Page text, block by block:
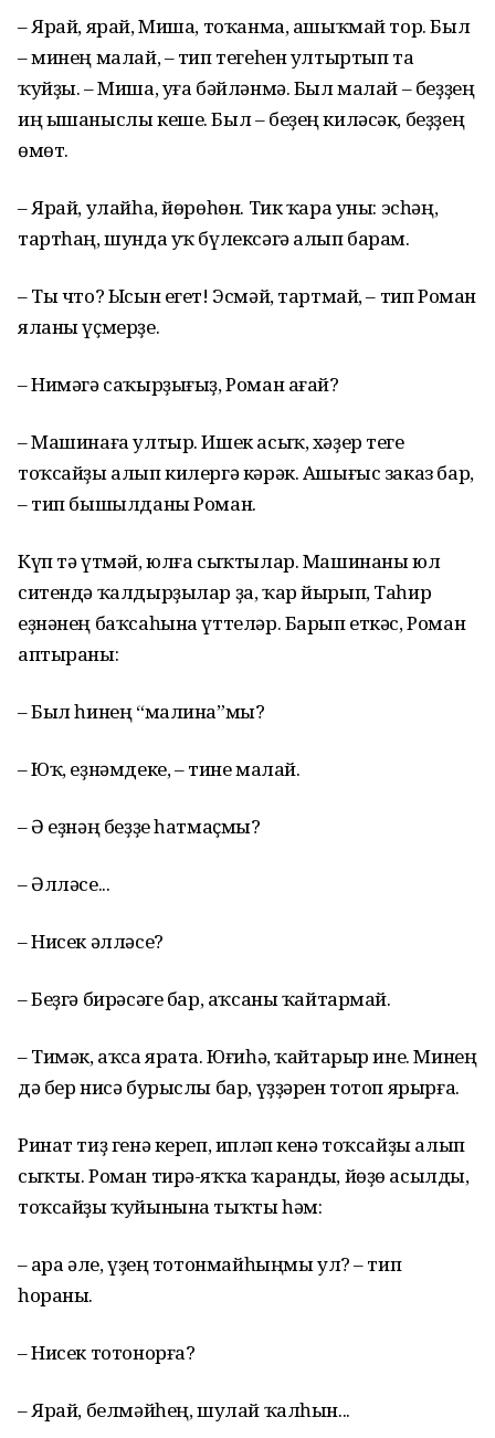
– Ярай, ярай, Миша, тоҡанма, ашыҡмай тор. Был
– минең малай, – тип тегеһен ултыртып та
ҡуйҙы. – Миша, уға бәйләнмә. Был малай – беҙҙең
иң ышаныслы кеше. Был – беҙең киләсәк, беҙҙең
өмөт.
– Ярай, улайһа, йөрөһөн. Тик ҡара уны: эсһәң,
тартһаң, шунда уҡ бүлексәгә алып барам.
– Ты что? Ысын егет! Эсмәй, тартмай, – тип Роман
яланы үҫмерҙе.
– Нимәгә саҡырҙығыҙ, Роман ағай?
– Машинаға ултыр. Ишек асыҡ, хәҙер теге
тоҡсайҙы алып килергә кәрәк. Ашығыс заказ бар,
– тип бышылданы Роман.
Күп тә үтмәй, юлға сыҡтылар. Машинаны юл
ситендә ҡалдырҙылар ҙа, ҡар йырып, Таһир
еҙнәнең баҡсаһына үттеләр. Барып еткәс, Роман
аптыраны:
– Был һинең “малина”мы?
– Юҡ, еҙнәмдеке, – тине малай.
– Ә еҙнәң беҙҙе һатмаҫмы?
– Әлләсе...
– Нисек әлләсе?
– Беҙгә бирәсәге бар, аҡсаны ҡайтармай.
– Тимәк, аҡса ярата. Юғиһә, ҡайтарыр ине. Минең
дә бер нисә бурыслы бар, үҙҙәрен тотоп ярырға.
Ринат тиҙ генә кереп, ипләп кенә тоҡсайҙы алып
сыҡты. Роман тирә-яҡҡа ҡаранды, йөҙө асылды,
тоҡсайҙы ҡуйынына тыҡты һәм:
– Ҡара әле, үҙең тотонмайһыңмы ул? – тип
һораны.
– Нисек тотонорға?
– Ярай, белмәйһең, шулай ҡалһын...